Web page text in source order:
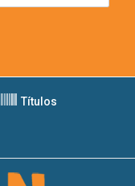
Títulos